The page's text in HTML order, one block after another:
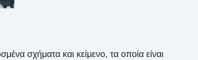
σχήματα και κείμενο, τα οποία είναι